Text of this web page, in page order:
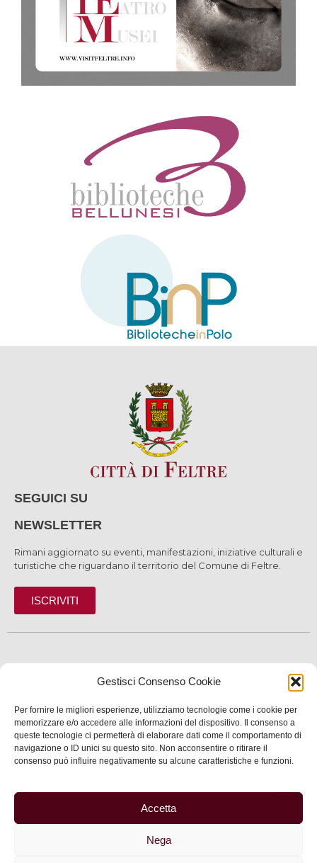
Gestisci Consenso Cookie
Per fornire le migliori esperienze, utilizziamo tecnologie come i cookie per
memorizzare e/o accedere alle informazioni del dispositivo. Il consenso a
queste tecnologie ci permetterà di elaborare dati come il comportamento di
navigazione o ID unici su questo sito. Non acconsentire o ritirare il
consenso può influire negativamente su alcune caratteristiche e funzioni.
Accetta
Nega
SEGUICI SU
NEWSLETTER
Rimani aggiornato su eventi, manifestazioni, iniziative culturali e
turistiche che riguardano il territorio del Comune di Feltre.
ISCRIVITI
SERVIZI
INFORMAZIONI
© 2025 Assessorato al Turismo della Città di Feltre
Informativa cookie